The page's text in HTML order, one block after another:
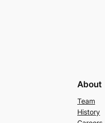
About
Team
History